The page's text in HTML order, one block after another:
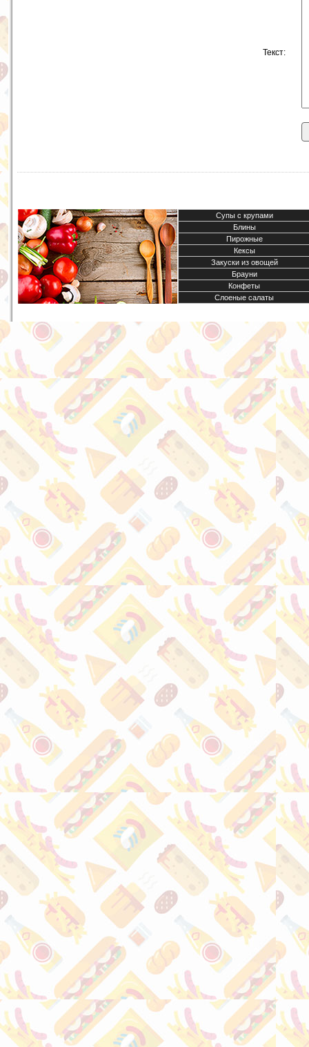
Текст:
Супы с крупами
Блины
Пирожные
Кексы
Закуски из овощей
Брауни
Конфеты
Слоеные салаты